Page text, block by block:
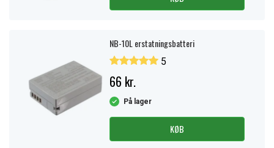
NB-10L erstatningsbatteri
5
66 kr.
På lager
KØB